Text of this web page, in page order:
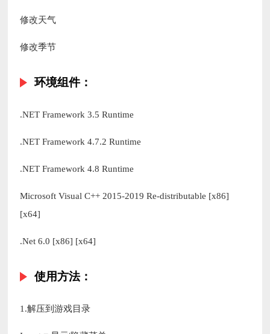
修改天气
修改季节
环境组件：
.NET Framework 3.5 Runtime
.NET Framework 4.7.2 Runtime
.NET Framework 4.8 Runtime
Microsoft Visual C++ 2015-2019 Re-distributable [x86]
[x64]
.Net 6.0 [x86] [x64]
使用方法：
1.解压到游戏目录